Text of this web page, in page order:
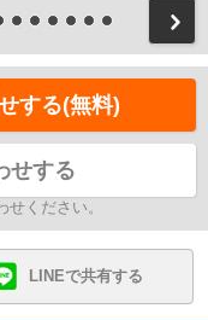
する(無料)
せする
ください。
LINEで共有する